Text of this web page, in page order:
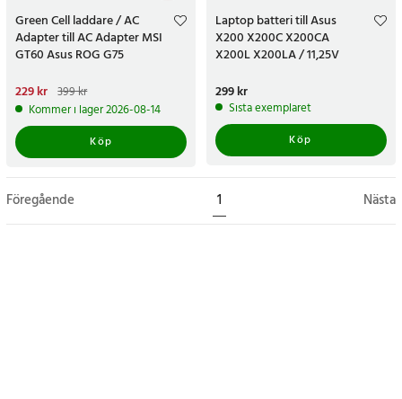
Green Cell laddare / AC
Adapter till AC Adapter MSI
GT60 Asus ROG G75
Nuvarande pris
pris:399 kr
229 kr 399 kr
Kommer i lager 2026-08-14
Köp
Laptop batteri till Asus
X200 X200C X200CA
X200L X200LA / 11,25V
Pris:299 kr
299 kr
Sista exemplaret
Köp
Föregående 1 Nästa